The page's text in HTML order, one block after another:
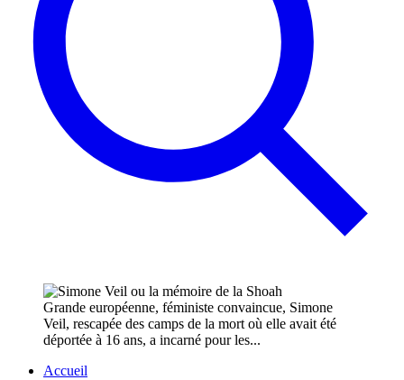
Grande européenne, féministe convaincue, Simone
Veil, rescapée des camps de la mort où elle avait été
déportée à 16 ans, a incarné pour les...
Accueil